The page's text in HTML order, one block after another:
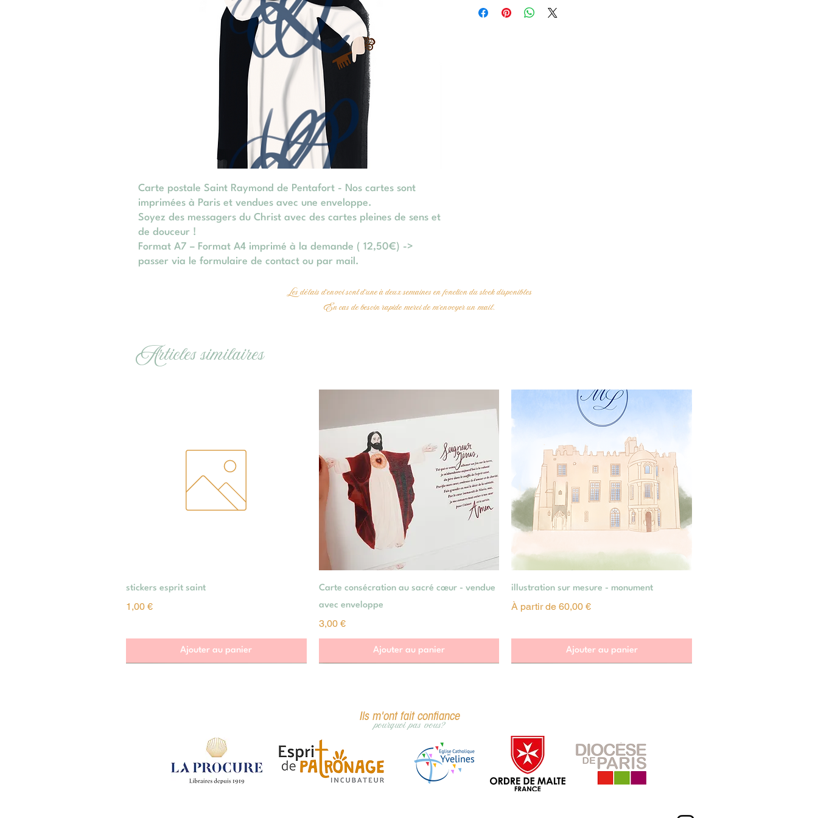
Carte postale Saint Raymond de Pentafort - Nos cartes sont
imprimées à Paris et vendues avec une enveloppe.
Soyez des messagers du Christ avec des cartes pleines de sens et
de douceur !
Format A7 – Format A4 imprimé à la demande ( 12,50€) ->
passer via le formulaire de contact ou par mail.
Les délais d'envoi sont d'une à deux semaines en fonction du stock disponibles
En cas de besoin rapide merci de m'envoyer un mail.
Articles similaires
Aperçu rapide
stickers esprit saint
Prix
1,00 €
Ajouter au panier
Aperçu rapide
Carte consécration au sacré cœur - vendue
avec enveloppe
Prix
3,00 €
Ajouter au panier
Aperçu rapide
illustration sur mesure - monument
À partir de60,00 €
Prix promotionnel
Ajouter au panier
Ils m'ont fait confiance
pourquoi pas vous?